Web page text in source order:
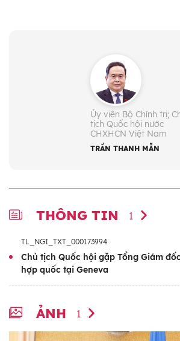
Ủy viên Bộ Chính trị;
tịch Quốc hội nước
CHXHCN Việt Nam
TRẦN THANH MẪN
THÔNG TIN 1
TL_NGI_TXT_000173994
Chủ tịch Quốc hội gặp Tổng Giám
hợp quốc tại Geneva
ẢNH 1